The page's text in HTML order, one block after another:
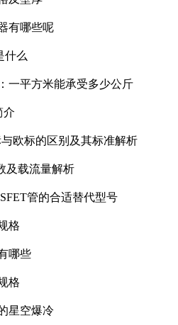
有哪些呢
什么
一平方米能承受多少公斤
介
欧标的区别及其标准解析
及载流量解析
管的合适替代型号
格
哪些
格
星空爆冷